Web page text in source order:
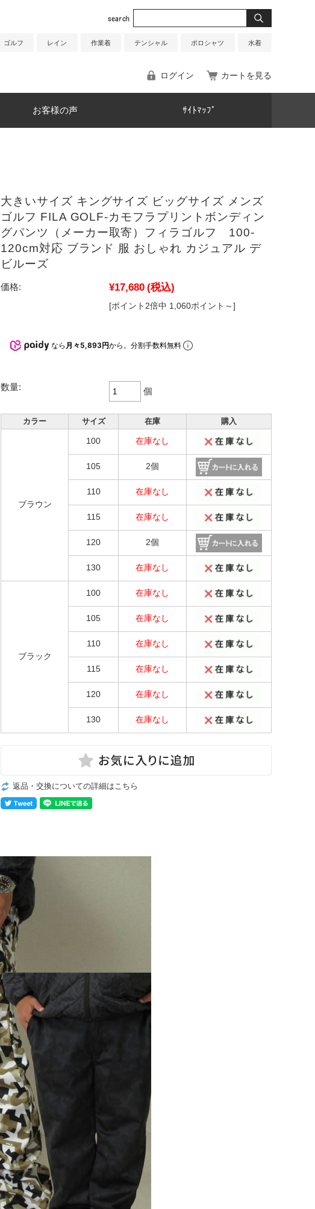
ゴルフ レイン 作業着 テンシャル ポロシャツ 水着
ログイン カートを見る
お客様の声 ｻｲﾄﾏｯﾌﾟ
大きいサイズ キングサイズ ビッグサイズ メンズ
ゴルフ FILA GOLF-カモフラプリントボンディン
グパンツ（メーカー取寄）フィラゴルフ 100-
120cm対応 ブランド 服 おしゃれ カジュアル デ
ビルーズ
価格: ¥17,680 (税込)
[ポイント2倍中 1,060ポイント～]
なら 月々5,893円から。分割手数料無料
数量: 個
カラー サイズ 在庫 購入
ブラウン
100 在庫なし
105 2個
110 在庫なし
115 在庫なし
120 2個
130 在庫なし
ブラック
100 在庫なし
105 在庫なし
110 在庫なし
115 在庫なし
120 在庫なし
130 在庫なし
返品・交換についての詳細はこちら